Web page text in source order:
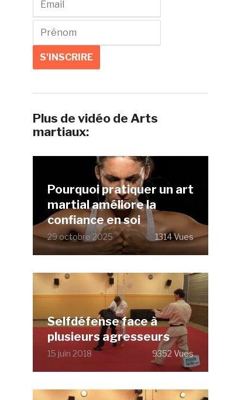
Plus de vidéo de Arts
martiaux:
Pourquoi pratiquer un art
martial améliore la
confiance en soi
29 octobre 2025 1314 Vues
Selfdéfense face à
plusieurs agresseurs
15 juin 2018 9352 Vues